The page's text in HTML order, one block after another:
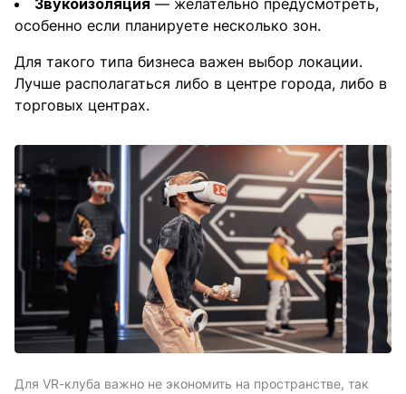
Звукоизоляция — желательно предусмотреть,
особенно если планируете несколько зон.
Для такого типа бизнеса важен выбор локации.
Лучше располагаться либо в центре города, либо в
торговых центрах.
Для VR-клуба важно не экономить на пространстве, так